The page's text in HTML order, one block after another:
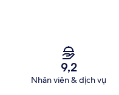
9,2
Nhân viên & dịch vụ